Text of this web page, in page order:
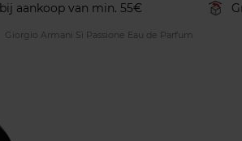
aankoop van min. 55€
Giorgio Armani Sì Passione Eau de Parfum